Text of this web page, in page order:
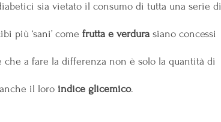
sia vietato il consumo di tutta una serie di
più ‘sani’ come frutta e verdura siano concessi
a fare la differenza non è solo la quantità di
il loro indice glicemico.